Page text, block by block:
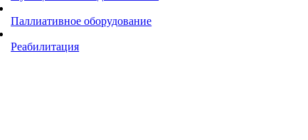
Паллиативное оборудование
Реабилитация